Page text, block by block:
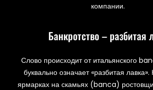
компании.
Банкротство – разбитая
Слово происходит от итальянского
буквально означает «разбитая
ярмарках на скамьях (banca)